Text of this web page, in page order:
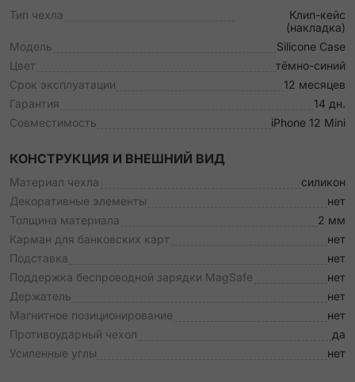
Тип чехла
Клип-кейс
(накладка)
Модель
Silicone Case
Цвет
тёмно-синий
Срок эксплуатации
12 месяцев
Гарантия
14 дн.
Совместимость
iPhone 12 Mini
КОНСТРУКЦИЯ И ВНЕШНИЙ ВИД
Материал чехла
силикон
Декоративные элементы
нет
Толщина материала
2 мм
Карман для банковских карт
нет
Подставка
нет
Поддержка беспроводной зарядки MagSafe
нет
Держатель
нет
Магнитное позиционирование
нет
Противоударный чехол
да
Усиленные углы
нет